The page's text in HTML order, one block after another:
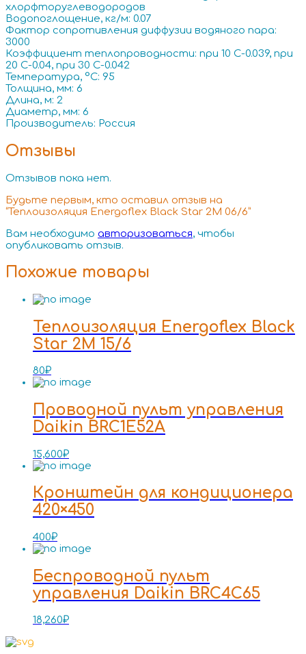
хлорфторуглеводородов
Водопоглощение, кг/м: 0.07
Фактор сопротивления диффузии водяного пара:
3000
Коэффициент теплопроводности: при 10 С-0.039, при
20 С-0.04, при 30 С-0.042
Температура, °C: 95
Толщина, мм: 6
Длина, м: 2
Диаметр, мм: 6
Производитель: Россия
Отзывы
Отзывов пока нет.
Будьте первым, кто оставил отзыв на
“Теплоизоляция Energoflex Black Star 2M 06/6”
Вам необходимо авторизоваться, чтобы
опубликовать отзыв.
Похожие товары
Теплоизоляция Energoflex Black
Star 2M 15/6
80₽
Проводной пульт управления
Daikin BRC1E52A
15,600₽
Кронштейн для кондиционера
420×450
400₽
Беспроводной пульт
управления Daikin BRC4C65
18,260₽